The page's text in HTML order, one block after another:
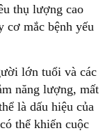
thụ lượng cao
cơ mắc bệnh yếu
lớn tuổi và các
năng lượng, mất
là dấu hiệu của
thể khiến cuộc